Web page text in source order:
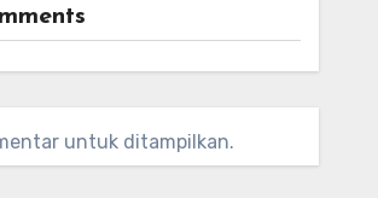
untuk ditampilkan.